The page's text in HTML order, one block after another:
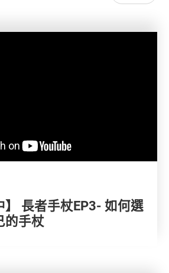
】 長者手杖EP3- 如何選
的手杖